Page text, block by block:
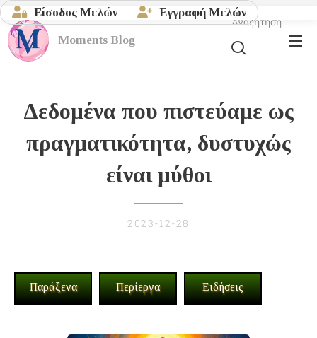
Είσοδος Μελών Εγγραφή Μελών
Moments Blog
Αναζήτηση
Δεδομένα που πιστεύαμε ως
πραγματικότητα, δυστυχώς
είναι μύθοι
2023-12-28
Παράξενα Περίεργα Ειδήσεις